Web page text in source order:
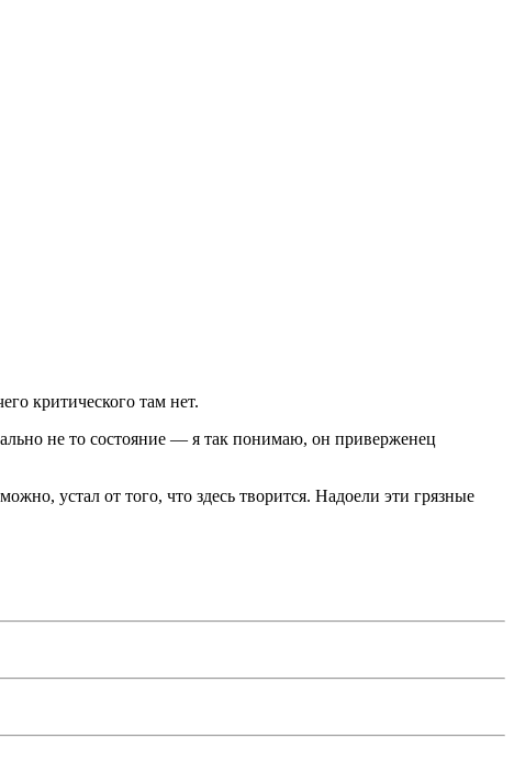
критического там нет.
не то состояние — я так понимаю, он приверженец
устал от того, что здесь творится. Надоели эти грязные